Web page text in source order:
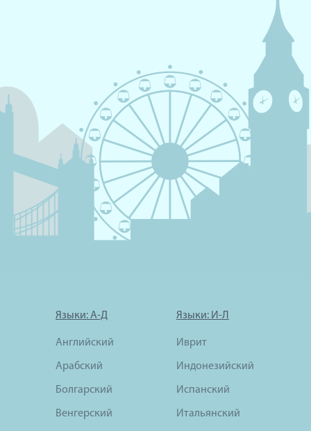
Языки: А-Д
Английский
Арабский
Болгарский
Венгерский
Языки: И-Л
Иврит
Индонезийский
Испанский
Итальянский